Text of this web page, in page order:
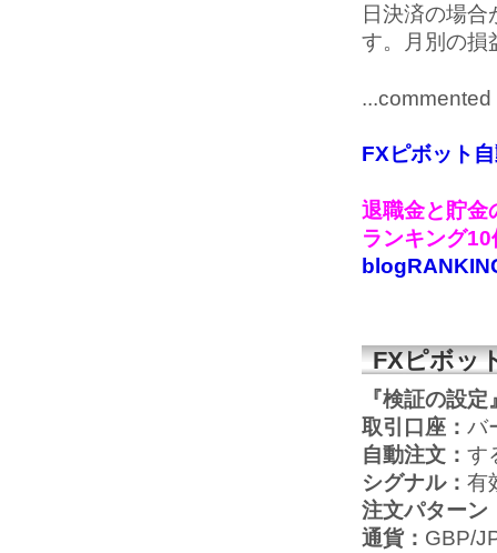
日決済の場
す。月別の損
FXピボット
退職金と貯金
ランキング
FXピボッ
『検証の設定
取引口座： バ
自動注文： す
シグナル： 有
注文パターン
通貨： GBP/